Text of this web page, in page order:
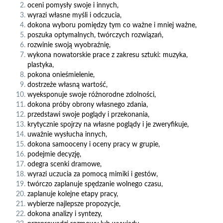
oceni pomysły swoje i innych,
wyrazi własne myśli i odczucia,
dokona wyboru pomiędzy tym co ważne i mniej ważne,
poszuka optymalnych, twórczych rozwiązań,
rozwinie swoją wyobraźnię,
wykona nowatorskie prace z zakresu sztuki: muzyka,
plastyka,
pokona onieśmielenie,
dostrzeże własną wartość,
wyeksponuje swoje różnorodne zdolności,
dokona próby obrony własnego zdania,
przedstawi swoje poglądy i przekonania,
krytycznie spojrzy na własne poglądy i je zweryfikuje,
uważnie wysłucha innych,
dokona samooceny i oceny pracy w grupie,
podejmie decyzję,
odegra scenki dramowe,
wyrazi uczucia za pomocą mimiki i gestów,
twórczo zaplanuje spędzanie wolnego czasu,
zaplanuje kolejne etapy pracy,
wybierze najlepsze propozycje,
dokona analizy i syntezy,